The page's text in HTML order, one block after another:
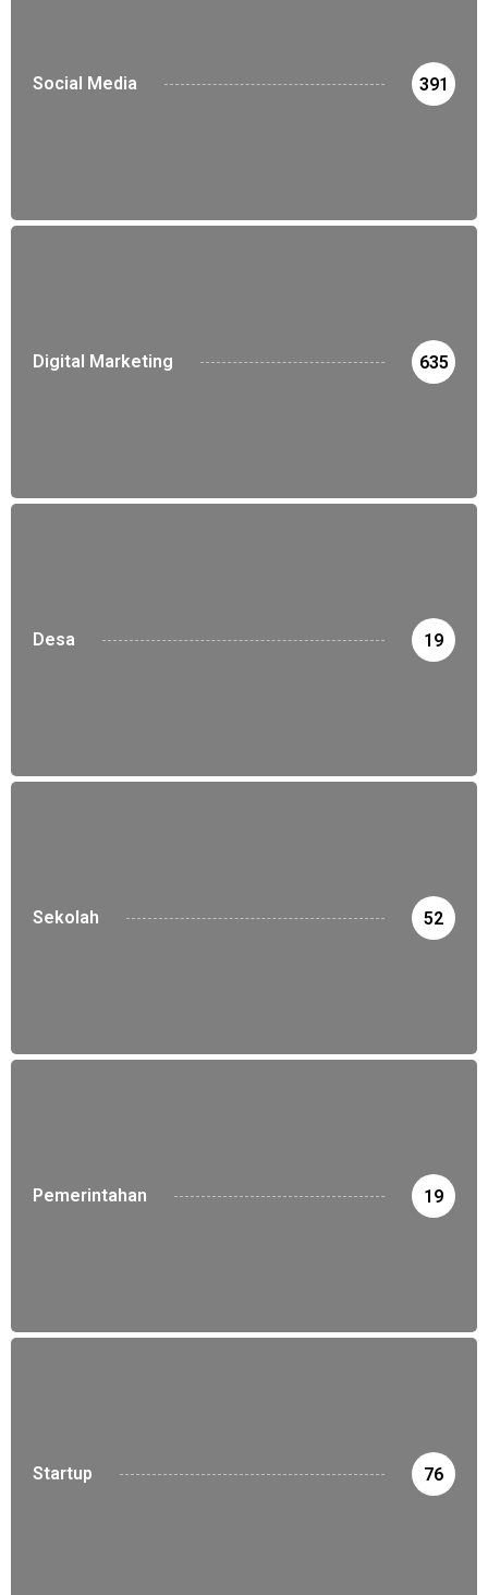
Social Media 391
Digital Marketing 635
Desa 19
Sekolah 52
Pemerintahan 19
Startup 76